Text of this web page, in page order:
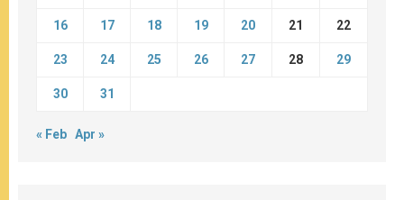
16 17 18 19 20 21 22
23 24 25 26 27 28 29
30 31
« Feb Apr »